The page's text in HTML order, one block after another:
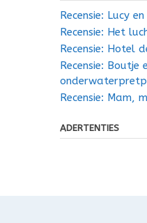
Recensie: Lucy
Recensie: Het
Recensie: Hotel
Recensie: Boutje
Recensie: Mam,
ADERTENTIES